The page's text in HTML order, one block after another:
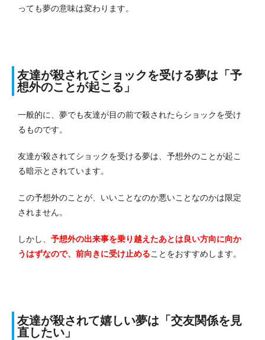
っても夢の意味は変わります。
友達が殺されてショックを受ける夢は「予
想外のことが起こる」
一般的に、夢でも友達が目の前で殺されたらショックを受け
るものです。
友達が殺されてショックを受ける夢は、予想外のことが起こ
る暗示とされています。
この予想外のことが、いいことなのか悪いことなのかは限定
されません。
しかし、 予想外の出来事を乗り越えたあとは良い方向に向か
うはずなので、前向きに受け止めることをおすすめします。
友達が殺されて嬉しい夢は「交友関係を見
直したい」